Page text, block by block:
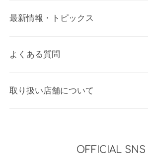
最新情報・トピックス
よくある質問
取り扱い店舗について
OFFICIAL SNS